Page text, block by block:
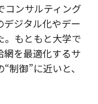
コンサルティング
ジタル化やデー
。もともと大学で
網を最適化するサ
制御”に近いと、